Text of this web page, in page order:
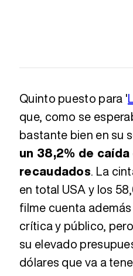
Quinto puesto para '
que, como se
bastante bien en su
un 38,2% de
recaudados. La
en total USA y los
filme cuenta
crítica y público,
su elevado
dólares que va a